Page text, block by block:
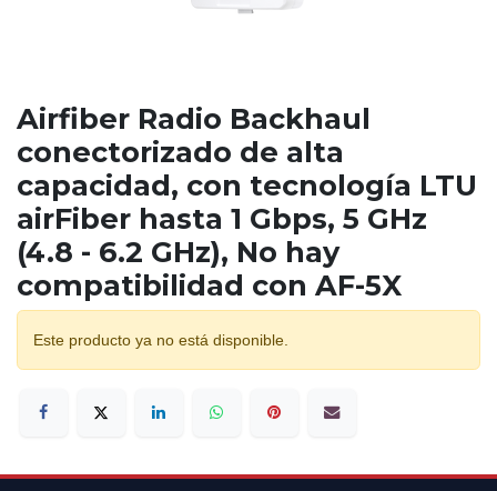
Airfiber Radio Backhaul
conectorizado de alta
capacidad, con tecnología LTU
airFiber hasta 1 Gbps, 5 GHz
(4.8 - 6.2 GHz), No hay
compatibilidad con AF-5X
Este producto ya no está disponible.